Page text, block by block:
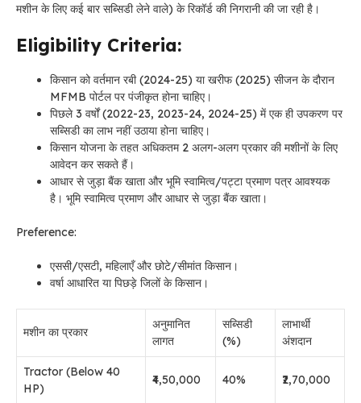
मशीन के लिए कई बार सब्सिडी लेने वाले) के रिकॉर्ड की निगरानी की जा रही है।
Eligibility Criteria:
किसान को वर्तमान रबी (2024-25) या खरीफ (2025) सीजन के दौरान
MFMB पोर्टल पर पंजीकृत होना चाहिए।
पिछले 3 वर्षों (2022-23, 2023-24, 2024-25) में एक ही उपकरण पर
सब्सिडी का लाभ नहीं उठाया होना चाहिए।
किसान योजना के तहत अधिकतम 2 अलग-अलग प्रकार की मशीनों के लिए
आवेदन कर सकते हैं।
आधार से जुड़ा बैंक खाता और भूमि स्वामित्व/पट्टा प्रमाण पत्र आवश्यक
है। भूमि स्वामित्व प्रमाण और आधार से जुड़ा बैंक खाता।
Preference:
एससी/एसटी, महिलाएँ और छोटे/सीमांत किसान।
वर्षा आधारित या पिछड़े जिलों के किसान।
मशीन का प्रकार
अनुमानित
लागत
सब्सिडी
(%)
लाभार्थी
अंशदान
Tractor (Below 40
HP)
₹4,50,000 40% ₹2,70,000